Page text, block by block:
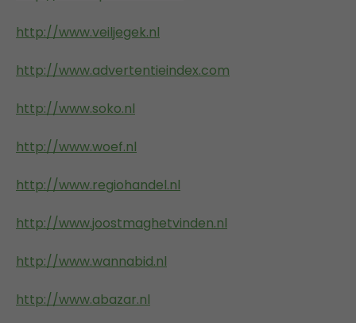
http://www.veiljegek.nl
http://www.advertentieindex.com
http://www.soko.nl
http://www.woef.nl
http://www.regiohandel.nl
http://www.joostmaghetvinden.nl
http://www.wannabid.nl
http://www.abazar.nl